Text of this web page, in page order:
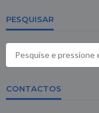
PESQUISAR
CONTACTOS